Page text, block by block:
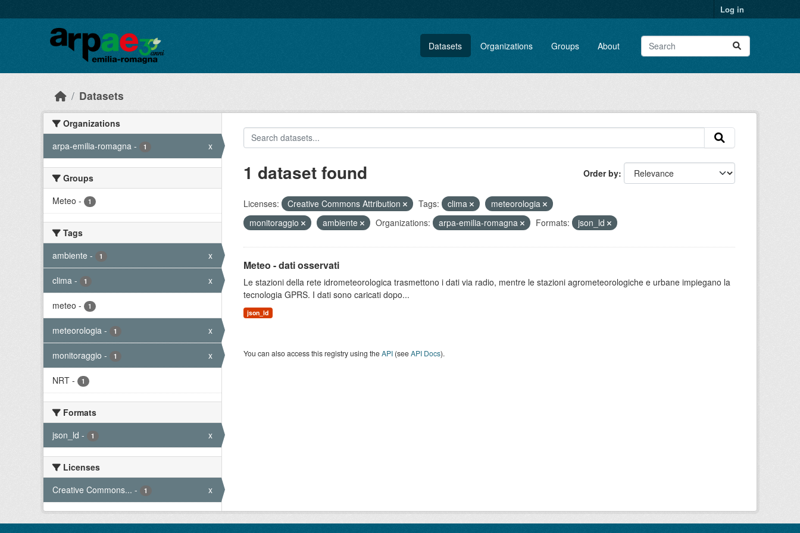
Log in
Datasets Organizations Groups About
Datasets
Organizations
arpa-emilia-romagna - 1 x
Groups
Meteo - 1
Tags
ambiente - 1 x
clima - 1 x
meteo - 1
meteorologia - 1 x
monitoraggio - 1 x
NRT - 1
Formats
json_ld - 1 x
Licenses
Creative Commons... - 1 x
Order by
1 dataset found
Licenses: Creative Commons Attribution Tags: clima
meteorologia
monitoraggio
ambiente Organizations: arpa-emilia-romagna Formats: json_ld
Meteo - dati osservati
Le stazioni della rete idrometeorologica trasmettono i dati via radio, mentre le stazioni agrometeorologiche e urbane impiegano la
tecnologia GPRS. I dati sono caricati dopo...
json_ld
You can also access this registry using theAPI(seeAPI Docs).